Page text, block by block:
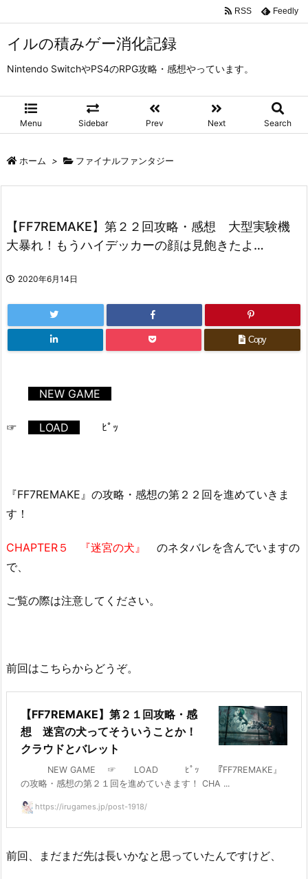
イルの積みゲー消化記録
Nintendo SwitchやPS4のRPG攻略・感想やっています。
Menu Sidebar Prev Next Search
RSS Feedly
ホーム > ファイナルファンタジー
【FF7REMAKE】第２２回攻略・感想 大型実験機
大暴れ！もうハイデッカーの顔は見飽きたよ…
2020年6月14日
Copy
NEW GAME
☞ LOAD ﾋﾟｯ
『FF7REMAKE』の攻略・感想の第２２回を進めていきま
す！
CHAPTER５ 『迷宮の犬』
のネタバレを含んでいますの
で、
ご覧の際は注意してください。
前回はこちらからどうぞ。
【FF7REMAKE】第２１回攻略・感
想 迷宮の犬ってそういうことか！
クラウドとバレット
NEW GAME ☞ LOAD ﾋﾟｯ 『FF7REMAKE』
の攻略・感想の第２１回を進めていきます！ CHA ...
https://irugames.jp/post-1918/
前回、まだまだ先は長いかなと思っていたんですけど、